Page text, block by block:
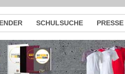
SCHULSUCHE PRESSE